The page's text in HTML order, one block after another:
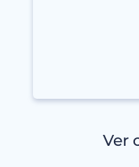
Ver